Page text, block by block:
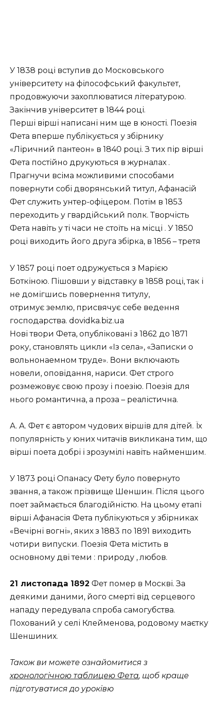
У 1838 році вступив до Московського
університету на філософський факультет,
продовжуючи захоплюватися літературою.
Закінчив університет в 1844 році.
Перші вірші написані ним ще в юності. Поезія
Фета вперше публікується у збірнику
«Ліричний пантеон» в 1840 році. З тих пір вірші
Фета постійно друкуються в журналах .
Прагнучи всіма можливими способами
повернути собі дворянський титул, Афанасій
Фет служить унтер-офіцером. Потім в 1853
переходить у гвардійський полк. Творчість
Фета навіть у ті часи не стоїть на місці . У 1850
році виходить його друга збірка, в 1856 – третя
У 1857 році поет одружується з Марією
Боткіною. Пішовши у відставку в 1858 році, так і
не домігшись повернення титулу,
отримує землю, присвячує себе ведення
господарства. dovidka.biz.ua
Нові твори Фета, опубліковані з 1862 до 1871
року, становлять цикли «Із села», «Записки о
вольнонаемном труде». Вони включають
новели, оповідання, нариси. Фет строго
розмежовує свою прозу і поезію. Поезія для
нього романтична, а проза – реалістична.
А. А. Фет є автором чудових віршів для дітей. Їх
популярність у юних читачів викликана тим, що
вірші поета добрі і зрозумілі навіть найменшим.
У 1873 році Опанасу Фету було повернуто
звання, а також прізвище Шеншин. Після цього
поет займається благодійністю. На цьому етапі
вірші Афанасія Фета публікуються у збірниках
«Вечірні вогні», яких з 1883 по 1891 виходить
чотири випуски. Поезія Фета містить в
основному дві теми : природу , любов.
21 листопада 1892 Фет помер в Москві. За
деякими даними, його смерті від серцевого
нападу передувала спроба самогубства.
Похований у селі Клейменова, родовому маєтку
Шеншиних.
Також ви можете ознайомитися з
хронологічною таблицею Фета, щоб краще
підготуватися до уроківю